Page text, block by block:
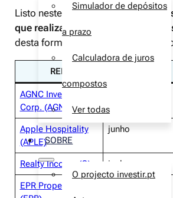
Simulador de depósitos
a prazo
Calculadora de juros
compostos
Ver todas
SOBRE
O projecto investir.pt
Listo neste artigo oscinco
que realizam pagamentos
desta forma um fluxo de
REIT
AGNC Investment
Corp. (AGNC)
Apple Hospitality
(APLE)
junho
Realty Income (O) junho
EPR Properties